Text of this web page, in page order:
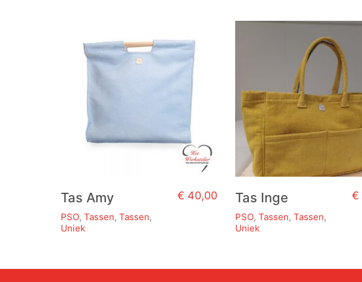
Tas Amy
PSO, Tassen, Tassen,
Uniek
meerdere
€ 40,00 Tas Inge
PSO, Tassen, Tassen,
Uniek
€